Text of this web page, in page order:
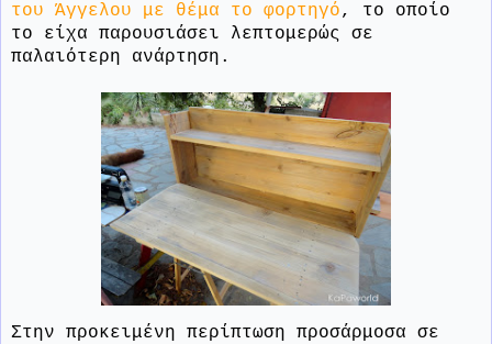
του Άγγελου με θέμα το φορτηγό, το οποίο
το είχα παρουσιάσει λεπτομερώς σε
παλαιότερη ανάρτηση.
Στην προκειμένη περίπτωση προσάρμοσα σε